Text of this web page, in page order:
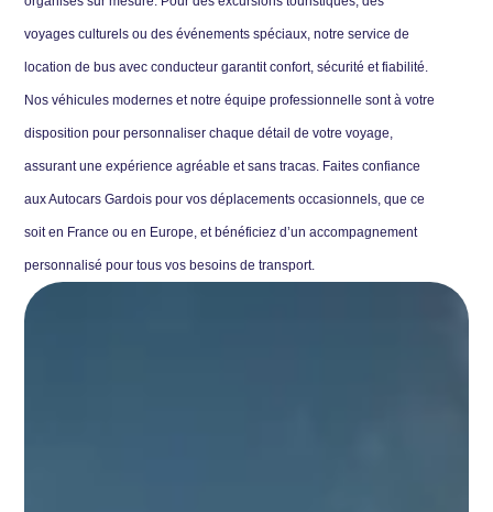
voyages culturels ou des événements spéciaux, notre service de
location de bus avec conducteur garantit confort, sécurité et fiabilité.
Nos véhicules modernes et notre équipe professionnelle sont à votre
disposition pour personnaliser chaque détail de votre voyage,
assurant une expérience agréable et sans tracas. Faites confiance
aux Autocars Gardois pour vos déplacements occasionnels, que ce
soit en France ou en Europe, et bénéficiez d’un accompagnement
personnalisé pour tous vos besoins de transport.